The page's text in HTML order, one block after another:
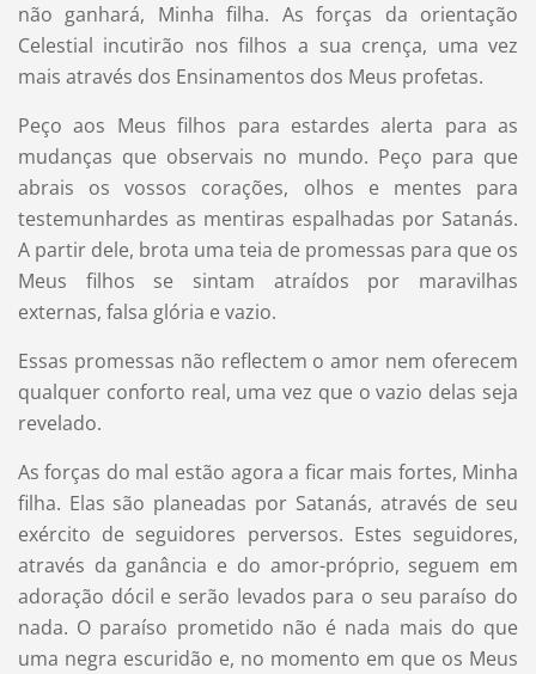
não ganhará, Minha filha. As forças da orientação
Celestial incutirão nos filhos a sua crença, uma vez
mais através dos Ensinamentos dos Meus profetas.
Peço aos Meus filhos para estardes alerta para as
mudanças que observais no mundo. Peço para que
abrais os vossos corações, olhos e mentes para
testemunhardes as mentiras espalhadas por Satanás.
A partir dele, brota uma teia de promessas para que os
Meus filhos se sintam atraídos por maravilhas
externas, falsa glória e vazio.
Essas promessas não reflectem o amor nem oferecem
qualquer conforto real, uma vez que o vazio delas seja
revelado.
As forças do mal estão agora a ficar mais fortes, Minha
filha. Elas são planeadas por Satanás, através de seu
exército de seguidores perversos. Estes seguidores,
através da ganância e do amor-próprio, seguem em
adoração dócil e serão levados para o seu paraíso do
nada. O paraíso prometido não é nada mais do que
uma negra escuridão e, no momento em que os Meus